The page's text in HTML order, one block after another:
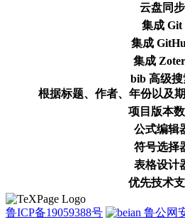
云盘同步
集成 Git
集成
集成
bib 高级搜
根据标题、作者、年份以及
项目版本
公式编辑
符号选择
表格设计
优先技术
鲁ICP备19059388号
鲁公网